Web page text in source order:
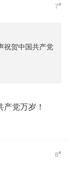
7#
祝贺中国共产党
党万岁！
8#